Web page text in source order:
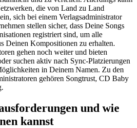
die von Land zu Land
sich bei einem Verlagsadministrator
stellen sicher, dass Deine Songs
registriert sind, um alle
Deinen Kompositionen zu erhalten.
gehen noch weiter und bieten
suchen aktiv nach Sync-Platzierungen
in Deinem Namen. Zu den
gehören Songtrust, CD Baby
und wie
kannst